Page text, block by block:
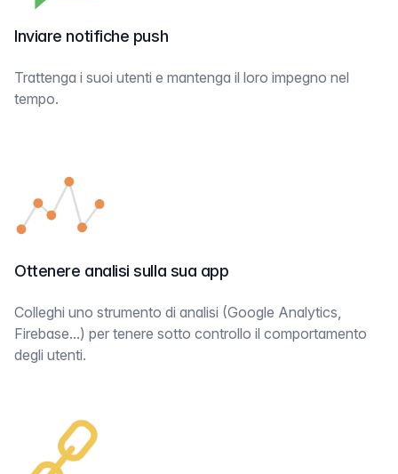
Inviare notifiche push
Trattenga i suoi utenti e mantenga il loro impegno nel
tempo.
Ottenere analisi sulla sua app
Colleghi uno strumento di analisi (Google Analytics,
Firebase...) per tenere sotto controllo il comportamento
degli utenti.